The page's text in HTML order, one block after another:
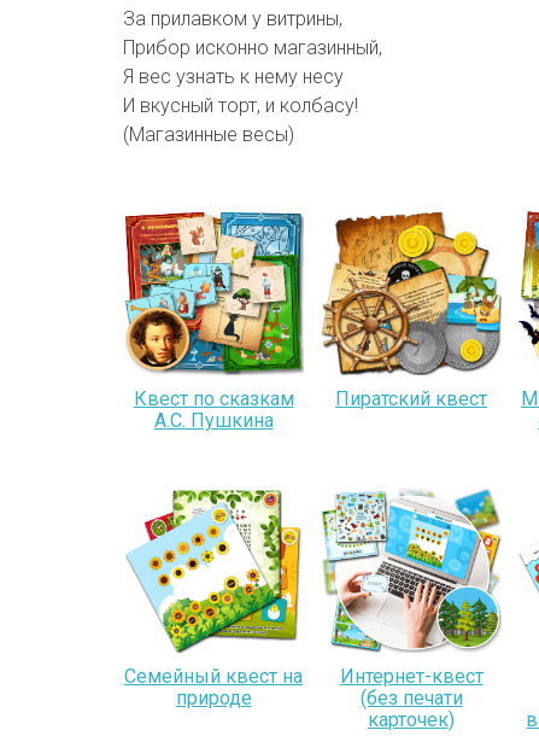
За прилавком у витрины,
Прибор исконно магазинный,
Я вес узнать к нему несу
И вкусный торт, и колбасу!
(Магазинные весы)
Квест по сказкам
А.С. Пушкина
Пиратский квест
Семейный квест на
природе
Интернет-квест
(без печати
карточек)